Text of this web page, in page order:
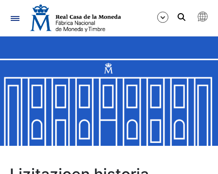
Nabigazioa
Erakutsi/Ezkutatu
Erakutsi/Ezkutatu
Erakutsi/Ezkutatu